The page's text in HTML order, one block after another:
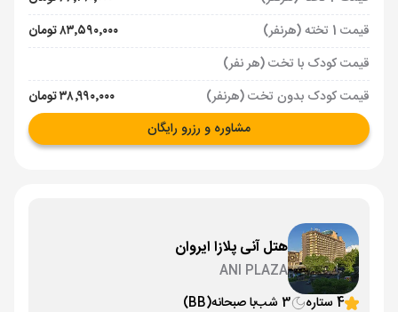
قیمت 1 تخته (هرنفر)
۸۳٬۵۹۰٬۰۰۰ تومان
قیمت کودک با تخت (هر نفر)
قیمت کودک بدون تخت (هرنفر)
۳۸٬۹۹۰٬۰۰۰ تومان
مشاوره و رزرو رایگان
هتل آنی پلازا ایروان
ANI PLAZA
4 ستاره
3 شب با صبحانه(BB)